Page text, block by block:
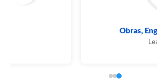
Obras, Engenharia e